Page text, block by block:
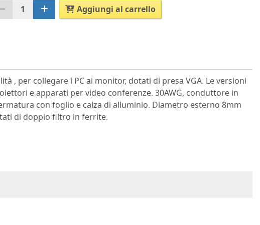
1
Aggiungi al carrello
, per collegare i PC ai monitor, dotati di presa VGA. Le versioni
e apparati per video conferenze. 30AWG, conduttore in
con foglio e calza di alluminio. Diametro esterno 8mm
di doppio filtro in ferrite.